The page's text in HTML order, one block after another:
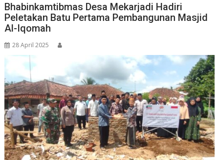
Bhabinkamtibmas Desa Mekarjadi Hadiri
Peletakan Batu Pertama Pembangunan Masjid
Al-Iqomah
28 April 2025